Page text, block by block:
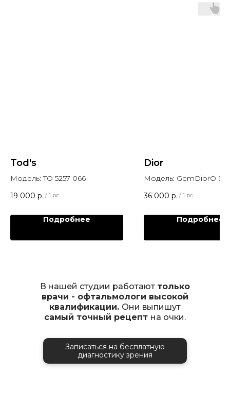
Tod's
Модель: TO 5257 066
19 000 р. / 1 pc
Подробнее
Dior
Модель: GemDiorO
36 000 р. / 1 pc
Подробнее
В нашей студии работают только
врачи - офтальмологи высокой
квалификации. Они выпишут
самый точный рецепт на очки.
Записаться на бесплатную
диагностику зрения